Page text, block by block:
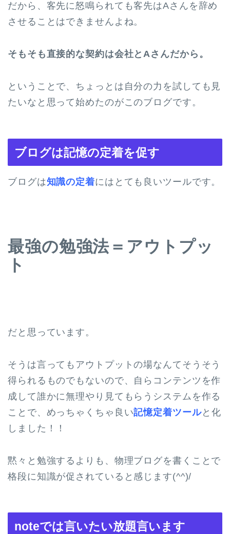
だから、客先に怒鳴られても客先はAさんを辞め
させることはできませんよね。
そもそも直接的な契約は会社とAさんだから。
ということで、ちょっとは自分の力を試しても見
たいなと思って始めたのがこのブログです。
ブログは記憶の定着を促す
ブログは知識の定着にはとても良いツールです。
最強の勉強法＝アウトプッ
ト
だと思っています。
そうは言ってもアウトプットの場なんてそうそう
得られるものでもないので、自らコンテンツを作
成して誰かに無理やり見てもらうシステムを作る
ことで、めっちゃくちゃ良い記憶定着ツールと化
しました！！
黙々と勉強するよりも、物理ブログを書くことで
格段に知識が促されていると感じます(^^)/
noteでは言いたい放題言います